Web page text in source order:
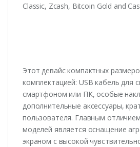
Classic, Zcash, Bitcоin Gold and
Этот девайс компактных
комплектацией: USB кабель для
смартфоном или ПК, особые
дополнительные аксессуары,
пользователя. Главным
моделей является оснащение
экраном с высокой